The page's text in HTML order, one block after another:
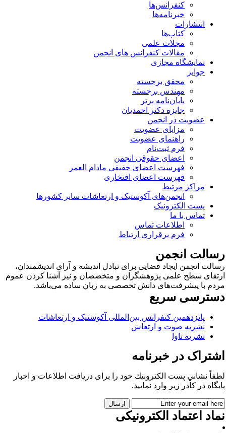
کنفرانس‌ها
خبرنامه‌ها
انتشارات
کتاب‌ها
مجلات علمی
مقالات کنفرانس های انجمن
نمایشگاه مجازی
جوایز
محقق برجسته
مهندس برجسته
پایان‌نامه برتر
جایزه دکتر احمدیان
عضویت در انجمن
مزایای عضویت
راهنمای عضویت
فرم ثبت‌نام
اعضای حقوقی انجمن
فهرست اعضای حقیقی مادام‌ العمر
فهرست اعضای افتخاری
مراکز مرتبط
انجمن‌های آکوستیک و ارتعاشات سایر کشورها
پست الکترونیک
تماس با ما
اطلاعات تماس
فرم برقراری ارتباط
انجمن
انجمن ایجاد فضایی برای تبادل اندیشه و آرای اندیشمندان،
سطح علمی پژوهشگران و متخصصان و نیز آشنا کردن عموم
با پیشرفت‌های دانش تخصصی به زبان ساده می‌باشد.
سریع
پانزدهمین کنفرانس بین‌المللی آکوستیک و ارتعاشات
نشریه صوت و ارتعاش
نشریه تاوا
در خبرنامه
نشاني پست الكترونيك خود را برای دريافت اطلاعات و اخبار
در كادر زير وارد نمایید.
اعتماد الکترونیکی